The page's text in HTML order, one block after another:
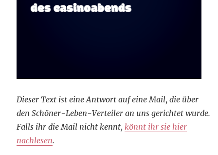
Dieser Text ist eine Antwort auf eine Mail, die über
den Schöner-Leben-Verteiler an uns gerichtet wurde.
Falls ihr die Mail nicht kennt,könnt ihr sie hier
nachlesen.